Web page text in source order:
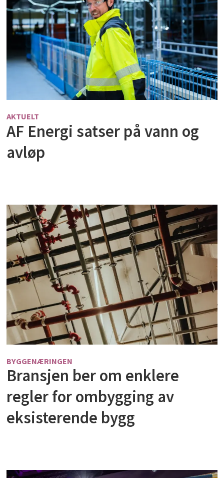
AKTUELT
AF Energi satser på vann og
avløp
BYGGENÆRINGEN
Bransjen ber om enklere
regler for ombygging av
eksisterende bygg